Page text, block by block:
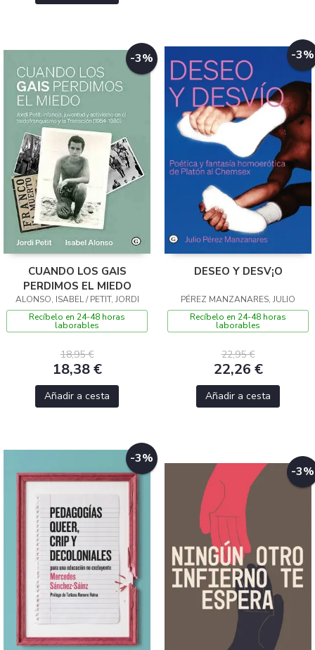
-3%
CUANDO LOS GAIS
PERDIMOS EL MIEDO
ALONSO, ISABEL / PETIT, JORDI
Recíbelo en 24-48 horas
laborables
18,95 €
18,38 €
Añadir a cesta
-3%
DESEO Y DESV¡O
PÉREZ MANZANARES, JULIO
Recíbelo en 24-48 horas
laborables
22,95 €
22,26 €
Añadir a cesta
-3%
-3%